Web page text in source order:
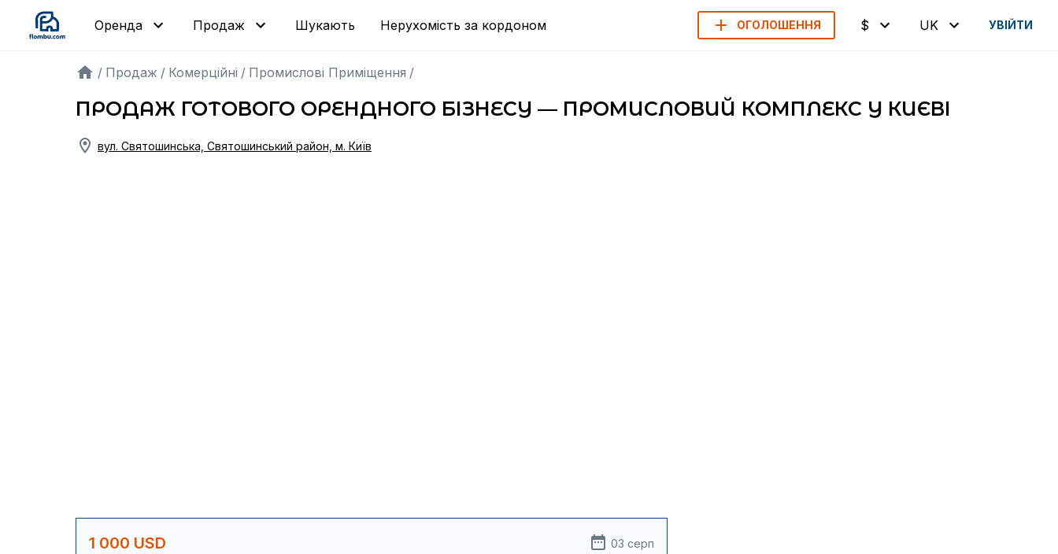
Оренда Продаж Шукають Нерухомість за кордоном ОГОЛОШЕННЯ $ UK УВІЙТИ
/ Продаж / Комерційні / Промислові Приміщення /
ПРОДАЖ ГОТОВОГО ОРЕНДНОГО БІЗНЕСУ — ПРОМИСЛОВИЙ КОМПЛЕКС У КИЄВІ
вул. Святошинська, Святошинський район, м. Київ
1 000 USD
03 серп